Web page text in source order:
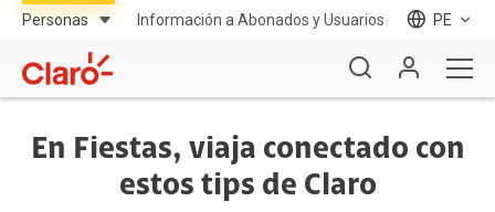
Información a Abonados y Usuarios PE
En Fiestas, viaja conectado con
estos tips de Claro